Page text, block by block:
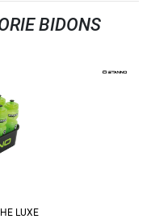
BIDONS
LUXE